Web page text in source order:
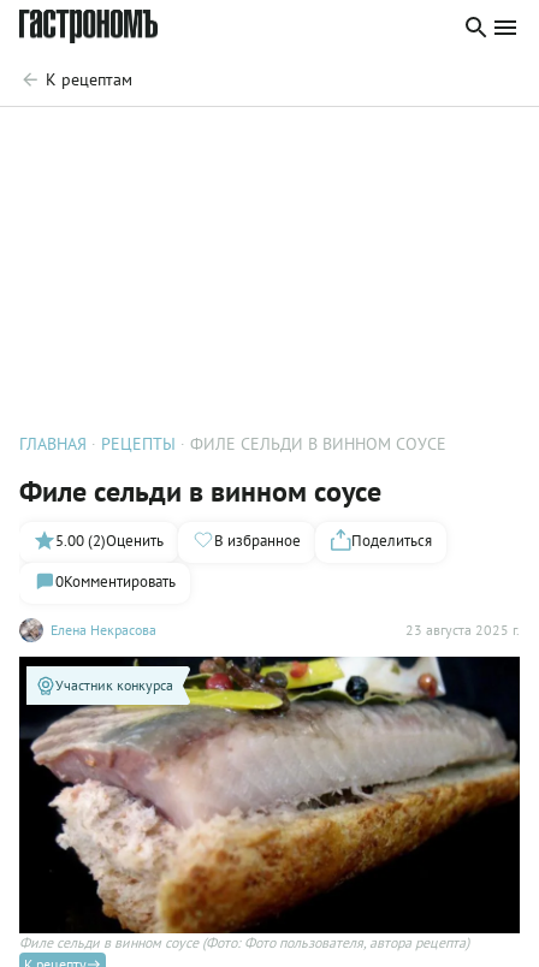
К рецептам
ГЛАВНАЯ РЕЦЕПТЫ ФИЛЕ СЕЛЬДИ В ВИННОМ СОУСЕ
Филе сельди в винном соусе
Елена Некрасова 23 августа 2025 г.
5.00 (2)Оценить В избранное
Поделиться
0Комментировать
Участник конкурса
Филе сельди в винном соусе (Фото: Фото пользователя, автора рецепта)